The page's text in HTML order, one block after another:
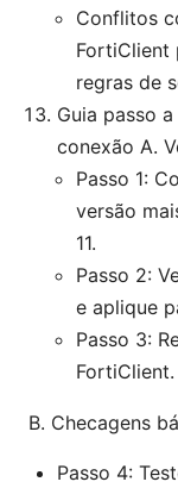
Conflitos
FortiClient
regras de
Guia passo
conexão A.
Passo 1:
versão
11.
Passo 2:
e aplique
Passo 3:
FortiClient.
B. Checagens
Passo 4: